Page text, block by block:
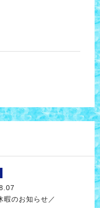
暇のお知らせ／